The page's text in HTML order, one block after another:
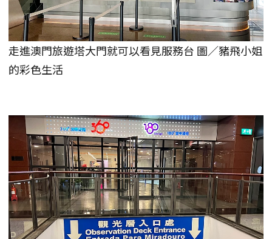
走進澳門旅遊塔大門就可以看見服務台 圖／豬飛小姐
的彩色生活